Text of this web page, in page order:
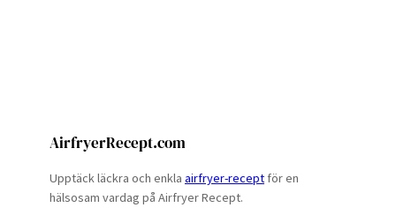
AirfryerRecept.com
Upptäck läckra och enkla airfryer-recept för en
hälsosam vardag på Airfryer Recept.